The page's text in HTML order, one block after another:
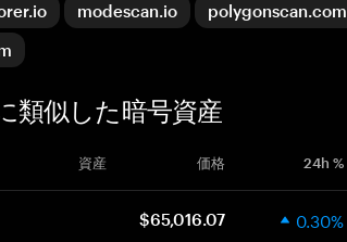
modescan.io
polygonscan.com
類似した暗号資産
資産 価格 24h %
$65,016.07 0.30%